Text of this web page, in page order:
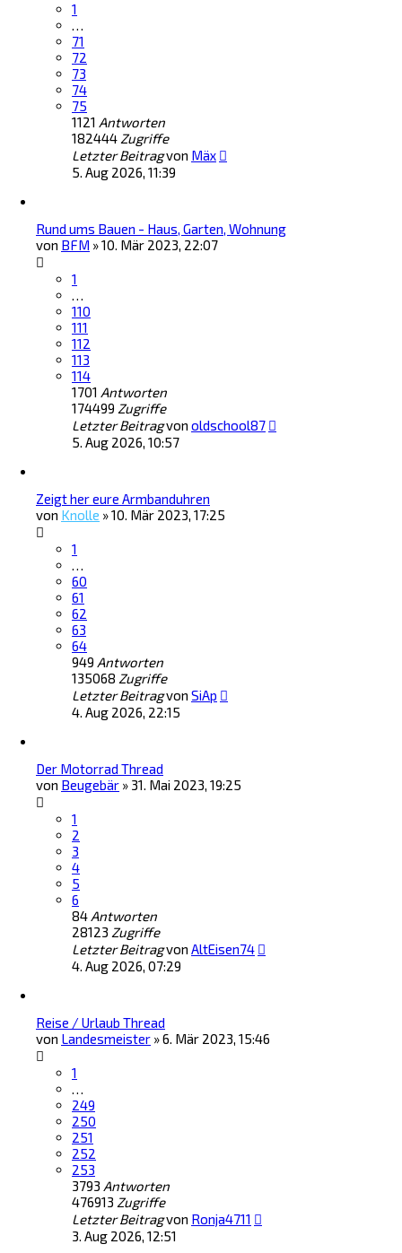
1
…
71
72
73
74
75
1121 Antworten
182444 Zugriffe
Letzter Beitragvon Mäx
5. Aug 2026, 11:39
Rund ums Bauen - Haus, Garten, Wohnung
von BFM »10. Mär 2023, 22:07
1
…
110
111
112
113
114
1701 Antworten
174499 Zugriffe
Letzter Beitragvon oldschool87
5. Aug 2026, 10:57
Zeigt her eure Armbanduhren
von Knolle »10. Mär 2023, 17:25
1
…
60
61
62
63
64
949 Antworten
135068 Zugriffe
Letzter Beitragvon SiAp
4. Aug 2026, 22:15
Der Motorrad Thread
von Beugebär » 31. Mai 2023, 19:25
1
2
3
4
5
6
84 Antworten
28123 Zugriffe
Letzter Beitragvon AltEisen74
4. Aug 2026, 07:29
Reise / Urlaub Thread
von Landesmeister »6. Mär 2023, 15:46
1
…
249
250
251
252
253
3793 Antworten
476913 Zugriffe
Letzter Beitragvon Ronja4711
3. Aug 2026, 12:51